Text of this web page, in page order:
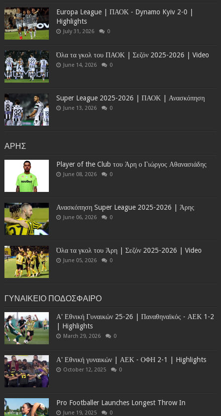
Europa League | ΠΑΟΚ - Dynamo Kyiv 2-0 |
Highlights
July 31, 2026 0
Όλα τα γκολ του ΠΑΟΚ | Σεζόν 2025-2026 | Video
June 14, 2026 0
Super League 2025-2026 | ΠΑΟΚ | Ανασκόπηση
June 13, 2026 0
ΑΡΗΣ
Player of the Club του Άρη ο Γιώργος Αθανασιάδης
June 08, 2026 0
Ανασκόπηση Super League 2025-2026 | Άρης
June 06, 2026 0
Όλα τα γκολ του Άρη | Σεζόν 2025-2026 | Video
June 05, 2026 0
ΓΥΝΑΙΚΕΙΟ ΠΟΔΟΣΦΑΙΡΟ
Α' Εθνική Γυναικών 25-26 | Παναθηναϊκός - ΑΕΚ 1-2
| Highlights
March 29, 2026 0
Α' Εθνική γυναικών | ΑΕΚ - ΟΦΗ 2-1 | Highlights
October 12, 2025 0
Pro Footballer Launches Longest Throw In
June 19, 2025 0